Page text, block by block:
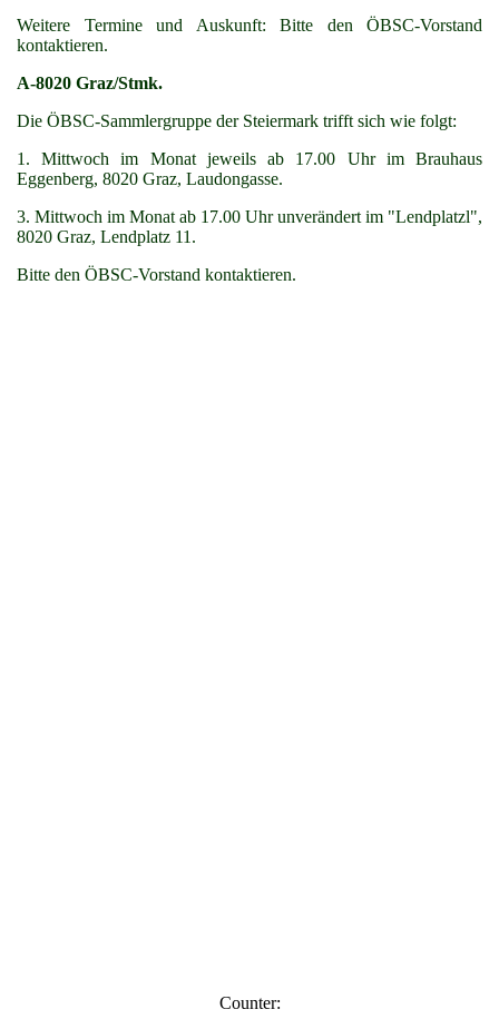
Weitere Termine und Auskunft: Bitte den ÖBSC-Vorstand
kontaktieren.
A-8020 Graz/Stmk.
Die ÖBSC-Sammlergruppe der Steiermark trifft sich wie folgt:
1. Mittwoch im Monat jeweils ab 17.00 Uhr im Brauhaus
Eggenberg, 8020 Graz, Laudongasse.
3. Mittwoch im Monat ab 17.00 Uhr unverändert im "Lendplatzl",
8020 Graz, Lendplatz 11.
Bitte den ÖBSC-Vorstand kontaktieren.
Counter: